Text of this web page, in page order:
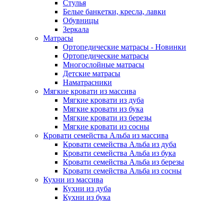
Стулья
Белые банкетки, кресла, лавки
Обувницы
Зеркала
Матрасы
Ортопедические матрасы - Новинки
Ортопедические матрасы
Многослойные матрасы
Детские матрасы
Наматрасники
Мягкие кровати из массива
Мягкие кровати из дуба
Мягкие кровати из бука
Мягкие кровати из березы
Мягкие кровати из сосны
Кровати семейства Альба из массива
Кровати семейства Альба из дуба
Кровати семейства Альба из бука
Кровати семейства Альба из березы
Кровати семейства Альба из сосны
Кухни из массива
Кухни из дуба
Кухни из бука